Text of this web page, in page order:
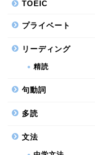
TOEIC
プライベート
リーディング
精読
句動詞
多読
文法